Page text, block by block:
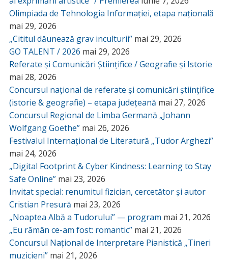
Olimpiada de Tehnologia Informației, etapa națională
mai 29, 2026
„Cititul dăunează grav inculturii” mai 29, 2026
GO TALENT / 2026 mai 29, 2026
Referate și Comunicări Științifice / Geografie și Istorie
mai 28, 2026
Concursul național de referate și comunicări științifice
(istorie & geografie) – etapa județeană mai 27, 2026
Concursul Regional de Limba Germană „Johann
Wolfgang Goethe” mai 26, 2026
Festivalul Internațional de Literatură „Tudor Arghezi”
mai 24, 2026
„Digital Footprint & Cyber Kindness: Learning to Stay
Safe Online” mai 23, 2026
Invitat special: renumitul fizician, cercetător și autor
Cristian Presură mai 23, 2026
„Noaptea Albă a Tudorului” — program mai 21, 2026
„Eu rămân ce-am fost: romantic” mai 21, 2026
Concursul Național de Interpretare Pianistică „Tineri
muzicieni” mai 21, 2026